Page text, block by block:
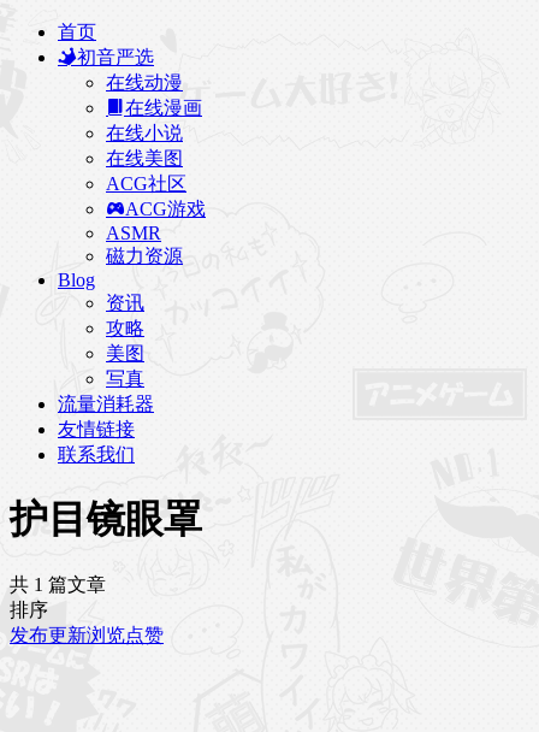
首页
初音严选
在线动漫
在线漫画
在线小说
在线美图
ACG社区
ACG游戏
ASMR
磁力资源
Blog
资讯
攻略
美图
写真
流量消耗器
友情链接
联系我们
护目镜眼罩
共 1 篇文章
排序
发布更新浏览点赞